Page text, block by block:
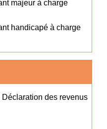
majeur à charge
handicapé à charge
des revenus